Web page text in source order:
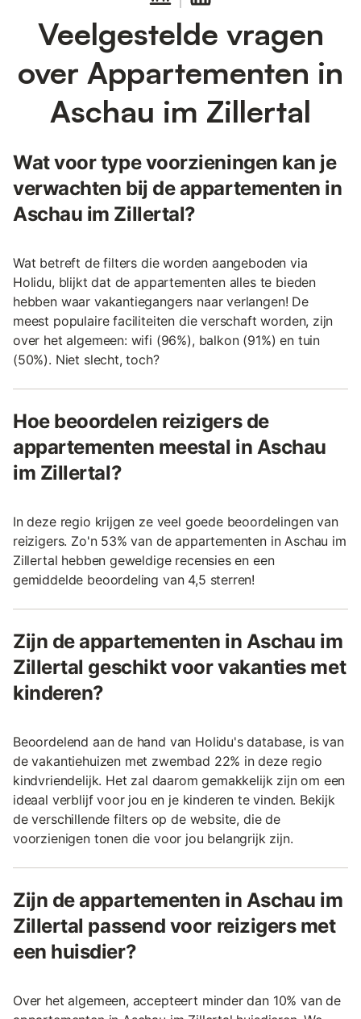
Veelgestelde vragen
over Appartementen in
Aschau im Zillertal
Wat voor type voorzieningen kan je
verwachten bij de appartementen in
Aschau im Zillertal?
Wat betreft de filters die worden aangeboden via
Holidu, blijkt dat de appartementen alles te bieden
hebben waar vakantiegangers naar verlangen! De
meest populaire faciliteiten die verschaft worden, zijn
over het algemeen: wifi (96%), balkon (91%) en tuin
(50%). Niet slecht, toch?
Hoe beoordelen reizigers de
appartementen meestal in Aschau
im Zillertal?
In deze regio krijgen ze veel goede beoordelingen van
reizigers. Zo'n 53% van de appartementen in Aschau im
Zillertal hebben geweldige recensies en een
gemiddelde beoordeling van 4,5 sterren!
Zijn de appartementen in Aschau im
Zillertal geschikt voor vakanties met
kinderen?
Beoordelend aan de hand van Holidu's database, is van
de vakantiehuizen met zwembad 22% in deze regio
kindvriendelijk. Het zal daarom gemakkelijk zijn om een
ideaal verblijf voor jou en je kinderen te vinden. Bekijk
de verschillende filters op de website, die de
voorzienigen tonen die voor jou belangrijk zijn.
Zijn de appartementen in Aschau im
Zillertal passend voor reizigers met
een huisdier?
Over het algemeen, accepteert minder dan 10% van de